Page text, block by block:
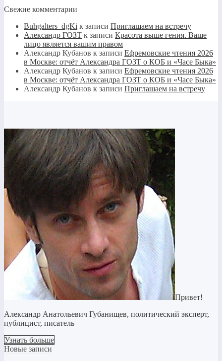
Свежие комментарии
Buhgalters_dgKi к записи Приглашаем на встречу
Александр ГОЗТ к записи Красота выше гения. Ваше
лицо является вашим правом
Александр Кубанов к записи Ефремовские чтения 2026
в Москве: отчёт Александра ГОЗТ о КОБ и «Часе Быка»
Александр Кубанов к записи Ефремовские чтения 2026
в Москве: отчёт Александра ГОЗТ о КОБ и «Часе Быка»
Александр Кубанов к записи Приглашаем на встречу
Привет!
Александр Анатольевич Губанищев, политический эксперт,
публицист, писатель
Узнать больше
Новые записи